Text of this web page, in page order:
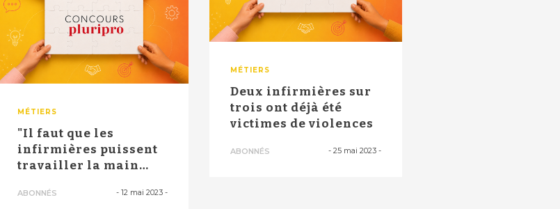
MÉTIERS
"Il faut que les
infirmières puissent
travailler la main
ABONNÉS -12 mai 2023 -
MÉTIERS
Deux infirmières sur
trois ont déjà été
victimes de violences
ABONNÉS - 25 mai 2023 -